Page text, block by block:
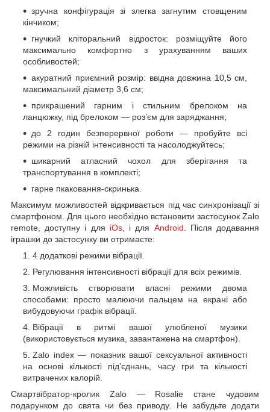
зручна конфігурація зі злегка загнутим стовщеним
кінчиком;
гнучкий кліторальний відросток: розміщуйте його
максимально комфортно з урахуванням ваших
особливостей;
акуратний приємний розмір: ввідна довжина 10,5 см,
максимальний діаметр 3,6 см;
прикрашений гарним і стильним брелоком на
ланцюжку, під брелоком — роз’єм для заряджання;
до 2 годин безперервної роботи — пробуйте всі
режими на різній інтенсивності та насолоджуйтесь;
шикарний атласний чохол для зберігання та
транспортування в комплекті;
гарне пкаковання-скринька.
Максимум можливостей відкривається під час синхронізації зі
смартфоном. Для цього необхідно встановити застосунок Zalo
remote, доступну і для iOs, і для Android . Після додавання
іграшки до застосунку ви отримаєте:
4 додаткові режими вібрації.
Регулювання інтенсивності вібрації для всіх режимів.
Можливість створювати власні режими двома
способами: просто малюючи пальцем на екрані або
вибудовуючи графік вібрації.
Вібрації в ритмі вашої улюбленої музики
(використовується музика, завантажена на смартфон).
Zalo index — показник вашої сексуальної активності
на основі кількості під’єднань, часу гри та кількості
витрачених калорій.
Смартвібратор-кролик Zalo — Rosalie стане чудовим
подарунком до свята чи без приводу. Не забудьте додати